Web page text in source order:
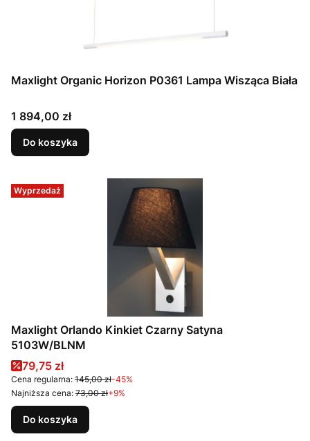
Maxlight Organic Horizon P0361 Lampa Wisząca Biała
Cena
1 894,00 zł
Do koszyka
Wyprzedaż
Maxlight Orlando Kinkiet Czarny Satyna
5103W/BLNM
Cena promocyjna
79,75 zł
Cena regularna: 145,00 zł-45%
Najniższa cena: 73,00 zł+9%
Do koszyka